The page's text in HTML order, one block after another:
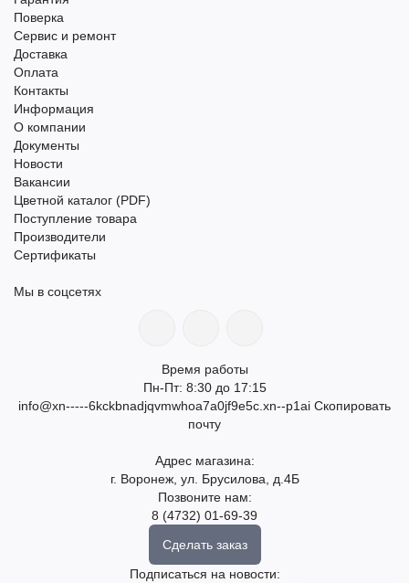
Поверка
Сервис и ремонт
Доставка
Оплата
Контакты
Информация
О компании
Документы
Новости
Вакансии
Цветной каталог (PDF)
Поступление товара
Производители
Сертификаты
Мы в соцсетях
Время работы
Пн-Пт: 8:30 до 17:15
info@xn-----6kckbnadjqvmwhoa7a0jf9e5c.xn--p1ai Скопировать
почту
Адрес магазина:
г. Воронеж, ул. Брусилова, д.4Б
Позвоните нам:
8 (4732) 01-69-39
Сделать заказ
Подписаться на новости: